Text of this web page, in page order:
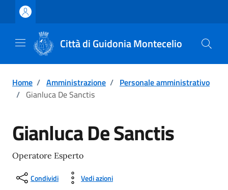
Vai ai contenuti
Vai al footer
Città di Guidonia Montecelio
Home / Amministrazione / Personale amministrativo
/ Gianluca De Sanctis
Gianluca De Sanctis
Operatore Esperto
Condividi Vedi azioni